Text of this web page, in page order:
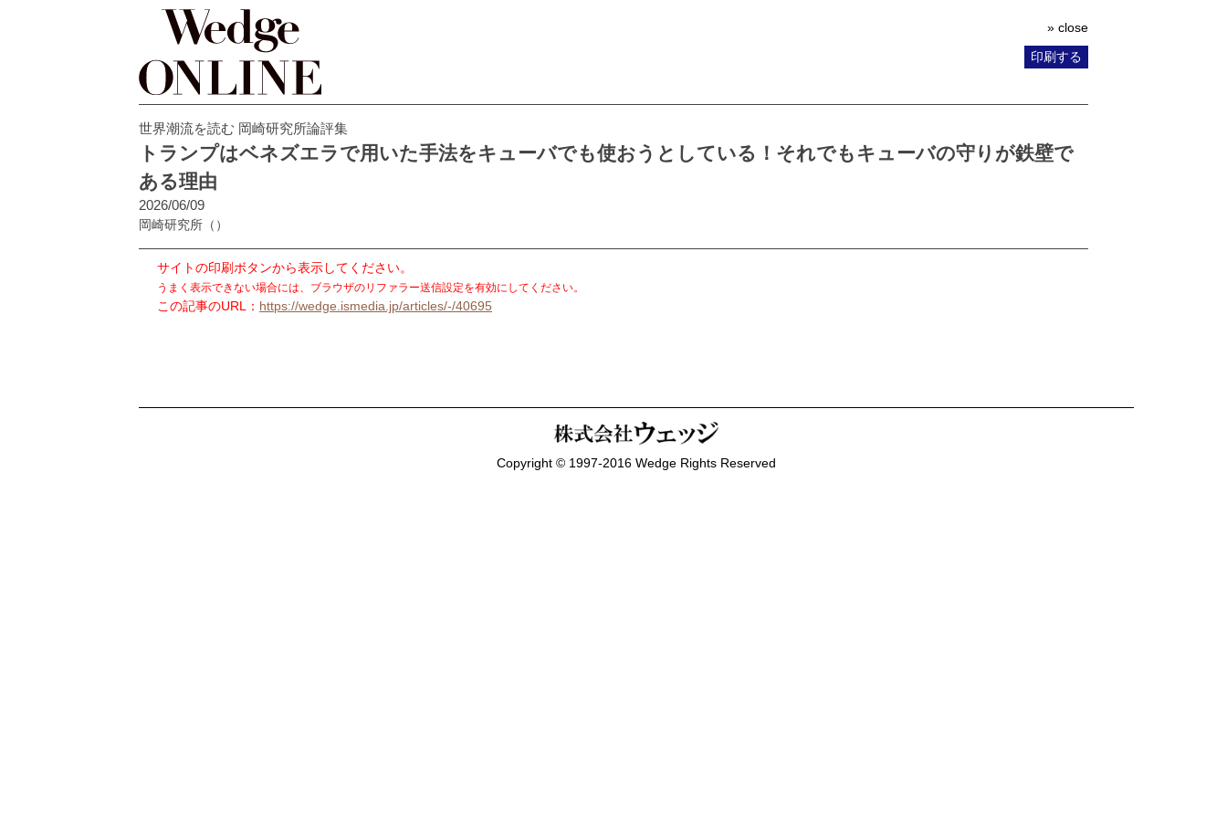
» close
印刷する
世界潮流を読む 岡崎研究所論評集
トランプはベネズエラで用いた手法をキューバでも使おうとしている！それでもキューバの守りが鉄壁で
ある理由
2026/06/09
岡崎研究所 （）
サイトの印刷ボタンから表示してください。
うまく表示できない場合には、ブラウザのリファラー送信設定を有効にしてください。
この記事のURL： https://wedge.ismedia.jp/articles/-/40695
Copyright © 1997-2016 Wedge Rights Reserved